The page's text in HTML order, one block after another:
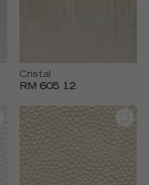
Cristal
RM 605 12